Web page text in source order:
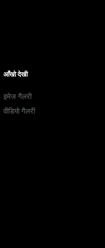
आँखो देखी
इमेज गैलरी
वीडियो गैलरी